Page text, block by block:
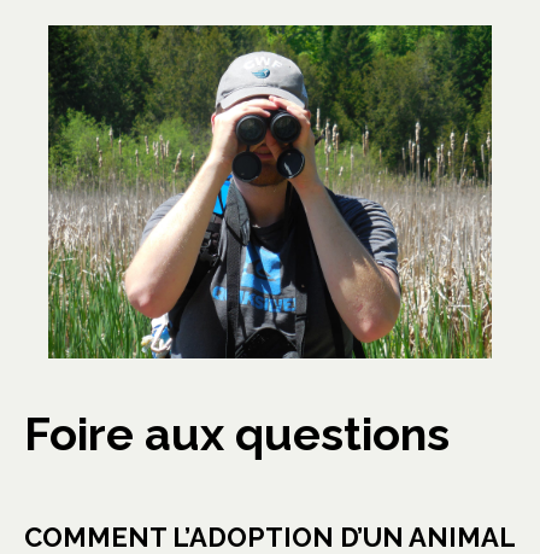
Foire aux questions
COMMENT L’ADOPTION D’UN ANIMAL